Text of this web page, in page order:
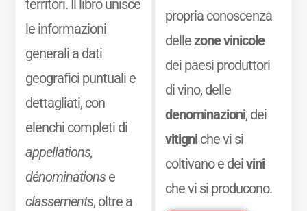
territori. Il libro unisce
le informazioni
generali a dati
geografici puntuali e
dettagliati, con
elenchi completi di
appellations,
dénominationse
classements, oltre a
propria conoscenza
dellezone vinicole
dei paesi produttori
di vino, delle
denominazioni, dei
vitigniche vi si
coltivano e deivini
che vi si producono.